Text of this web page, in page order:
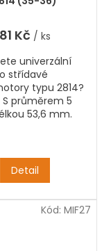
81 Kč / ks
Detail
univerzální
střídavé
typu 2814?
S průměrem 5
53,6 mm.
Kód: MIF27